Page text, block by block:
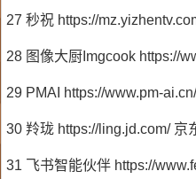
27 秒祝 https://
28 图像大厨Imgcook https://
29 PMAI https://www.pm-
30 羚珑 https://ling.jd.com/ 京
31 飞书智能伙伴 https://